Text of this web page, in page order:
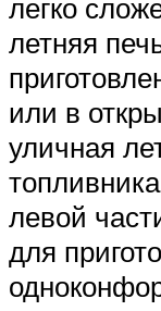
легко
летняя
или в
уличная
левой
для